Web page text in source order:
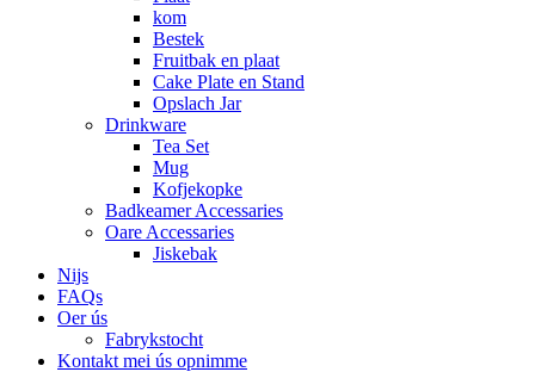
kom
Bestek
Fruitbak en plaat
Cake Plate en Stand
Opslach Jar
Drinkware
Tea Set
Mug
Kofjekopke
Badkeamer Accessaries
Oare Accessaries
Jiskebak
Nijs
FAQs
Oer ús
Fabrykstocht
Kontakt mei ús opnimme